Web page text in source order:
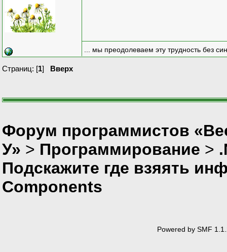
... мы преодолеваем эту трудность без
Страниц: [1] Вверх
Форум программистов
У» > Программирование >
Подскажите где взяять
Components
Powered by SMF